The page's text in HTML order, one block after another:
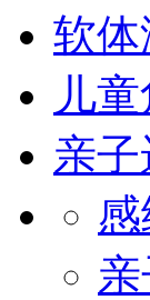
软体
儿
亲